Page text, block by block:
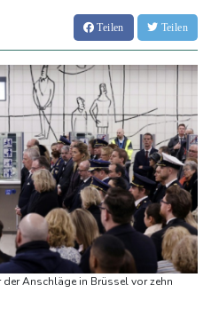
Teilen Teilen
Anschläge in Brüssel vor zehn